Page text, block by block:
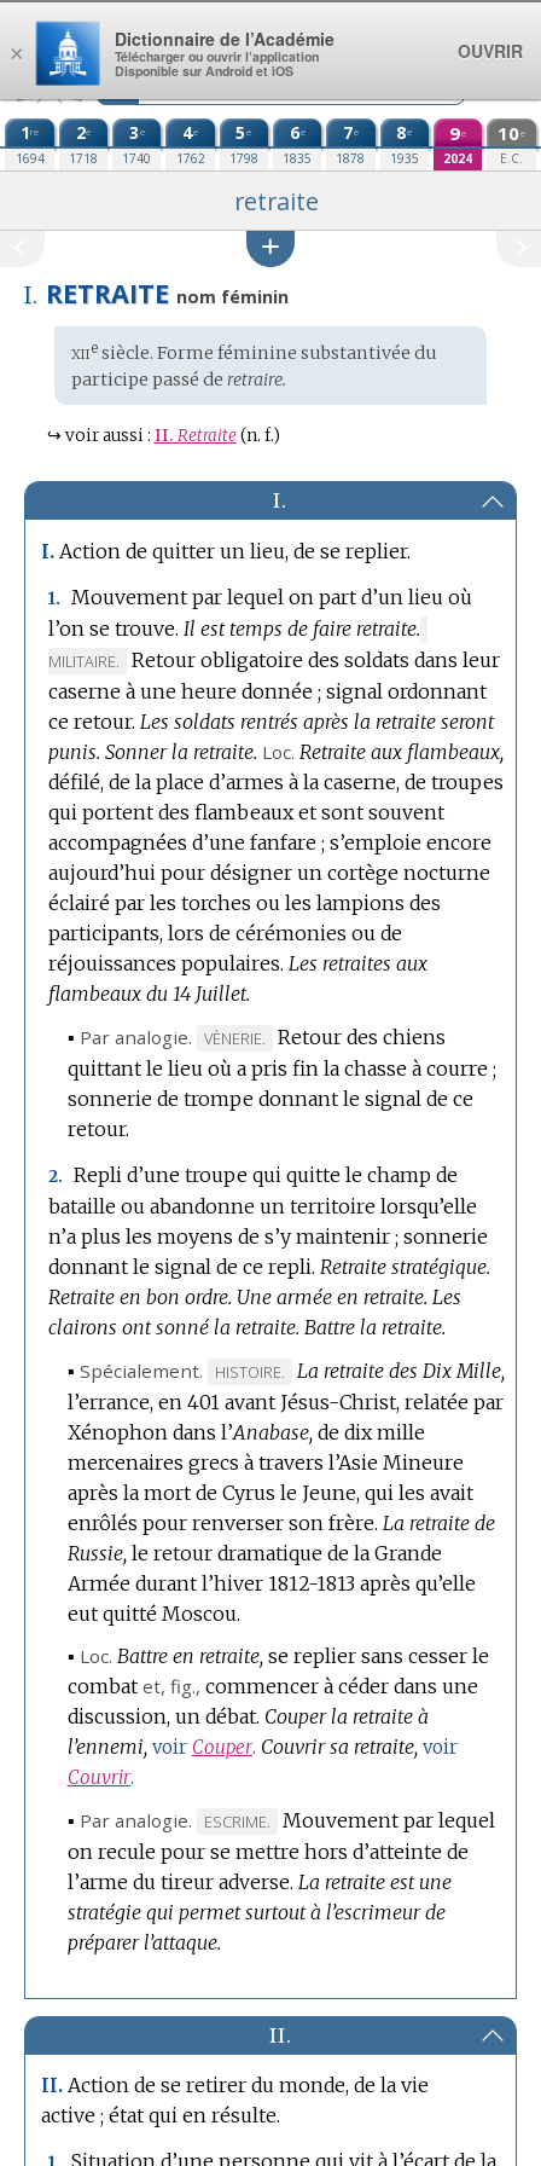
Aller au contenu
1re
1694
2e
1718
3e
1740
4e
1762
5e
1798
6e
1835
7e
1878
8e
1935
9e
2024
10e
E.C.
retraite
I. RETRAITE nom féminin
Étymologie
:
xiiesiècle. Forme féminine substantivée du
participe passé de retraire.
↪ voir aussi : II. Retraite (n. f.)
I.
I. Action de quitter un lieu, de se replier.
1.
Mouvement par lequel on part d’un lieu où
l’on se trouve. Il est temps de faire retraite.
DE
DOMAINE
:
MILITAIRE.
Retour obligatoire des soldats dans leur
caserne à une heure donnée ; signal ordonnant
ce retour. Les soldats rentrés après la retraite seront
punis. Sonner la retraite. Loc. Retraite aux flambeaux,
défilé, de la place d’armes à la caserne, de troupes
qui portent des flambeaux et sont souvent
accompagnées d’une fanfare ; s’emploie encore
aujourd’hui pour désigner un cortège nocturne
éclairé par les torches ou les lampions des
participants, lors de cérémonies ou de
réjouissances populaires. Les retraites aux
flambeaux du 14 Juillet.
▪ Par analogie.
MARQUE
DE
DOMAINE
VÈNERIE.
Retour des chiens
quittant le lieu où a pris fin la chasse à courre ;
sonnerie de trompe donnant le signal de ce
retour.
2. Repli d’une troupe qui quitte le champ de
bataille ou abandonne un territoire lorsqu’elle
n’a plus les moyens de s’y maintenir ; sonnerie
donnant le signal de ce repli. Retraite stratégique.
Retraite en bon ordre. Une armée en retraite. Les
clairons ont sonné la retraite. Battre la retraite.
▪ Spécialement.
MARQUE
DE
DOMAINE
:
HISTOIRE.
La retraite des Dix Mille,
l’errance, en 401 avant Jésus-Christ, relatée par
Xénophon dans l’Anabase, de dix mille
mercenaires grecs à travers l’Asie Mineure
après la mort de Cyrus le Jeune, qui les avait
enrôlés pour renverser son frère. La retraite de
Russie, le retour dramatique de la Grande
Armée durant l’hiver 1812-1813 après qu’elle
eut quitté Moscou.
▪ Loc. Battre en retraite, se replier sans cesser le
combat et, fig., commencer à céder dans une
discussion, un débat. Couper la retraite à
l’ennemi, voir Couper. Couvrir sa retraite, voir
Couvrir.
▪ Par analogie.
MARQUE
DE
DOMAINE
:
ESCRIME.
Mouvement par lequel
on recule pour se mettre hors d’atteinte de
l’arme du tireur adverse. La retraite est une
stratégie qui permet surtout à l’escrimeur de
préparer l’attaque.
II.
II. Action de se retirer du monde, de la vie
active ; état qui en résulte.
×
Dictionnaire de l’Académie
Télécharger ou ouvrir l’application
Disponible sur Android et iOS
OUVRIR